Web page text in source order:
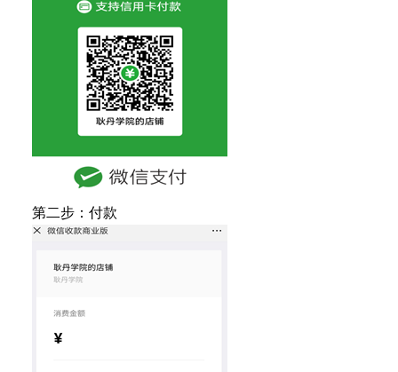
第二步：付款